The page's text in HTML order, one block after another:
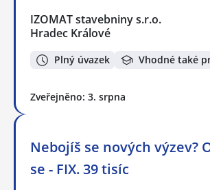
IZOMAT stavebniny s.r.o.
Hradec Králové
Plný úvazek Vhodné také
Zveřejněno: 3. srpna
Nebojíš se nových výzev?
se - FIX. 39 tisíc